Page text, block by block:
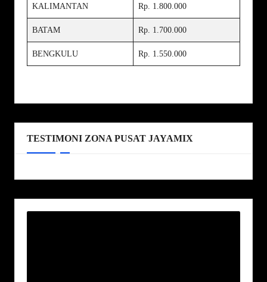
KALIMANTAN Rp. 1.800.000
BATAM Rp. 1.700.000
BENGKULU Rp. 1.550.000
TESTIMONI ZONA PUSAT JAYAMIX